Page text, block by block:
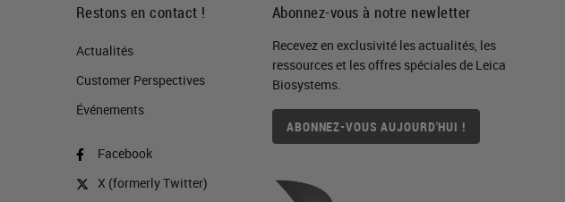
Restons en contact !
Actualités
Customer Perspectives​
Événements
Facebook
X (formerly Twitter)
Abonnez-vous à notre newletter
Recevez en exclusivité les actualités, les
ressources et les offres spéciales de Leica
Biosystems.
ABONNEZ-VOUS AUJOURD'HUI !